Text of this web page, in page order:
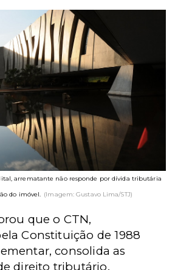
arrematante não responde por dívida tributária
do imóvel.
(Imagem: Gustavo Lima/STJ)
que o CTN,
Constituição de 1988
consolida as
direito tributário,